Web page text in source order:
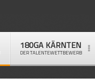
180GA KÄRNTEN
DER TALENTEWETTBEWERB